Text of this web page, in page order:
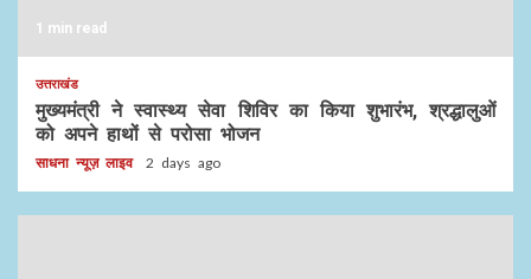
1 min read
उत्तराखंड
मुख्यमंत्री ने स्वास्थ्य सेवा शिविर का किया शुभारंभ, श्रद्धालुओं
को अपने हाथों से परोसा भोजन
साधना न्यूज़ लाइव 2 days ago